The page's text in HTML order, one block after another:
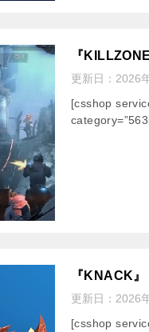
『
更新日： 2026
[csshop
『KNACK
更新日： 2026
[csshop